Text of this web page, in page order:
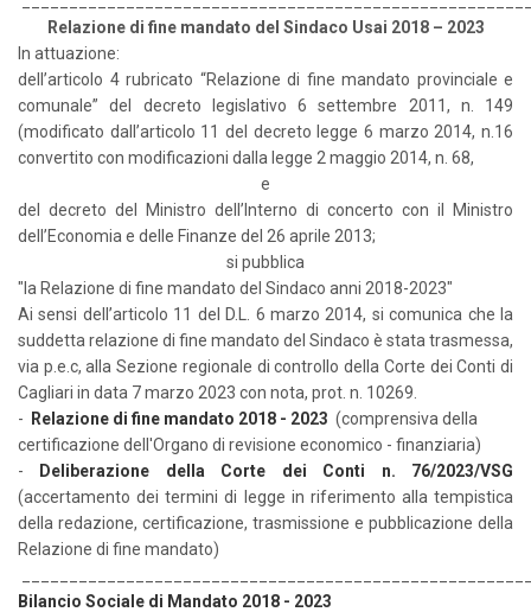
Relazione di fine mandato del Sindaco Usai 2018 – 2023
In attuazione:
dell’articolo 4 rubricato “Relazione di fine mandato provinciale e
comunale” del decreto legislativo 6 settembre 2011, n. 149
(modificato dall’articolo 11 del decreto legge 6 marzo 2014, n.16
convertito con modificazioni dalla legge 2 maggio 2014, n. 68,
e
del decreto del Ministro dell’Interno di concerto con il Ministro
dell’Economia e delle Finanze del 26 aprile 2013;
si pubblica
"la Relazione di fine mandato del Sindaco anni 2018-2023"
Ai sensi dell’articolo 11 del D.L. 6 marzo 2014, si comunica che la
suddetta relazione di fine mandato del Sindaco è stata trasmessa,
via p.e.c, alla Sezione regionale di controllo della Corte dei Conti di
Cagliari in data 7 marzo 2023 con nota, prot. n. 10269.
-
Relazione di fine mandato 2018 - 2023 (comprensiva della
certificazione dell'Organo di revisione economico - finanziaria)
-
Deliberazione della Corte dei Conti n. 76/2023/VSG
(accertamento dei termini di legge in riferimento alla tempistica
della redazione, certificazione, trasmissione e pubblicazione della
Relazione di fine mandato)
Bilancio Sociale di Mandato 2018 - 2023